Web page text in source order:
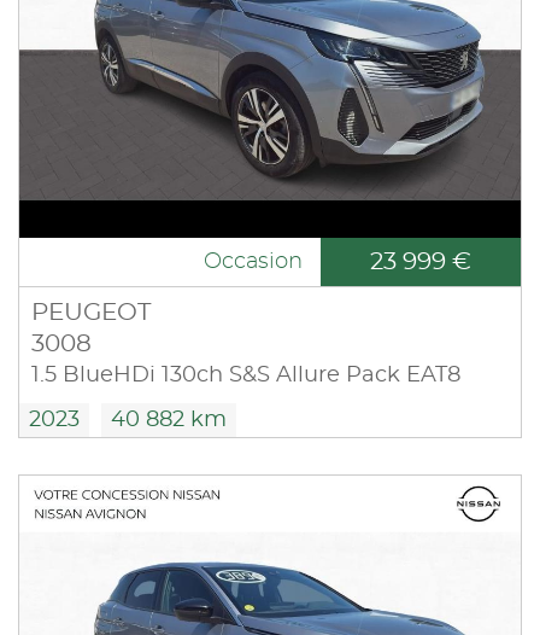
Occasion 23 999 €
PEUGEOT
3008
1.5 BlueHDi 130ch S&S Allure Pack EAT8
2023 40 882 km